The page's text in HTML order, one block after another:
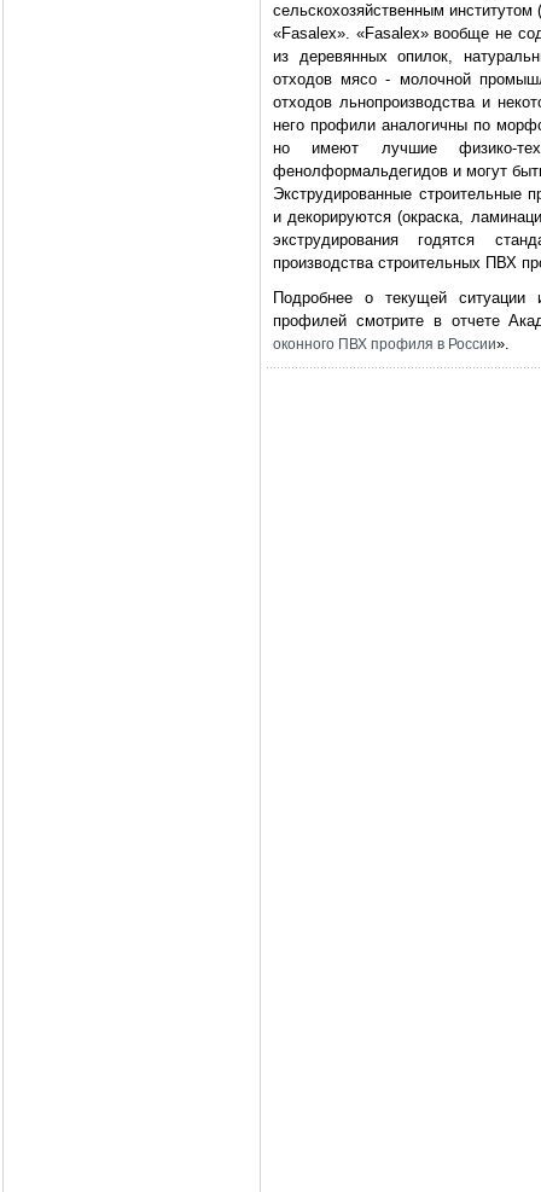
сельскохозяйственным
«Fasalex». «Fasalex» вообще не
из деревянных опилок,
отходов мясо - молочной
отходов льнопроизводства и
него профили аналогичны по
но имеют лучшие физико-
фенолформальдегидов и могут
Экструдированные строительные
и декорируются (окраска,
экструдирования годятся
производства строительных ПВХ
Подробнее о текущей ситуации
профилей смотрите в отчете
оконного ПВХ профиля в России».